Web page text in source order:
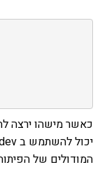
כאשר מישהו ירצה
המודולים של